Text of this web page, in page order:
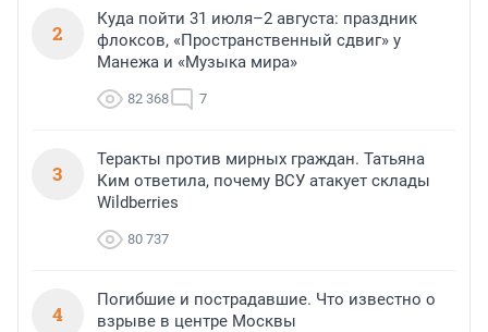
2
Куда пойти 31 июля–2 августа: праздник
флоксов, «Пространственный сдвиг» у
Манежа и «Музыка мира»
82 368 7
3
Теракты против мирных граждан. Татьяна
Ким ответила, почему ВСУ атакует склады
Wildberries
80 737
4
Погибшие и пострадавшие. Что известно о
взрыве в центре Москвы